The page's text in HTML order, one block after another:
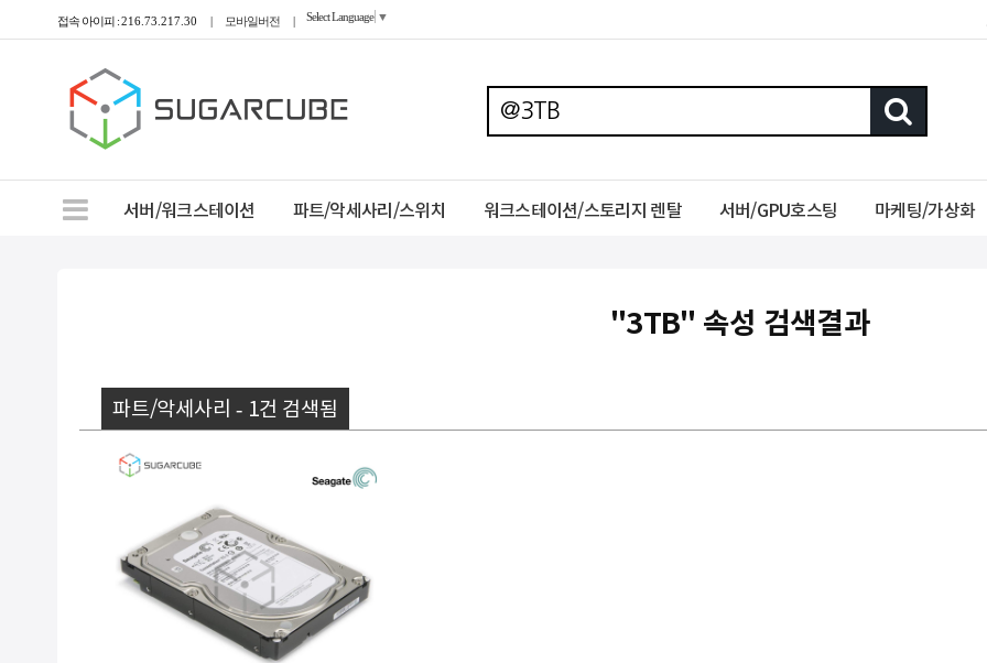
접속 아이피 :216.73.217.30 | 모바일버전 | Select Language ▼
서버/워크스테이션 파트/악세사리/스위치 워크스테이션/스토리지 렌탈 서버/GPU호스팅 마케팅/가상화
"3TB" 속성 검색결과
파트/악세사리 - 1건 검색됨